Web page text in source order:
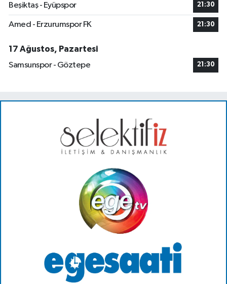
Beşiktaş - Eyüpspor 21:30
Amed - Erzurumspor FK 21:30
17 Ağustos, Pazartesi
Samsunspor - Göztepe
21:30